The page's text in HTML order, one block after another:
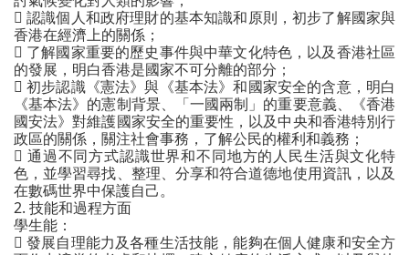
 認識個人和政府理財的基本知識和原則，初步了解國家與
香港在經濟上的關係；
 了解國家重要的歷史事件與中華文化特色，以及香港社區
的發展，明白香港是國家不可分離的部分；
 初步認識《憲法》與《基本法》和國家安全的含意，明白
《基本法》的憲制背景、「一國兩制」的重要意義、《香港
國安法》對維護國家安全的重要性，以及中央和香港特別行
政區的關係，關注社會事務，了解公民的權利和義務；
 通過不同方式認識世界和不同地方的人民生活與文化特
色，並學習尋找、整理、分享和符合道德地使用資訊，以及
在數碼世界中保護自己。
2. 技能和過程方面
學生能：
 發展自理能力及各種生活技能，能夠在個人健康和安全方